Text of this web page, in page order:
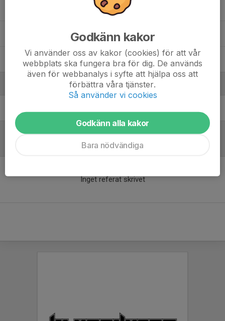
Sam Emanuelsson
Viggo Nyström
Inget referat skrivet
Godkänn kakor
Vi använder oss av kakor (cookies) för att vår
webbplats ska fungera bra för dig. De används
även för webbanalys i syfte att hjälpa oss att
förbättra våra tjänster.
Så använder vi cookies
Godkänn alla kakor
Bara nödvändiga